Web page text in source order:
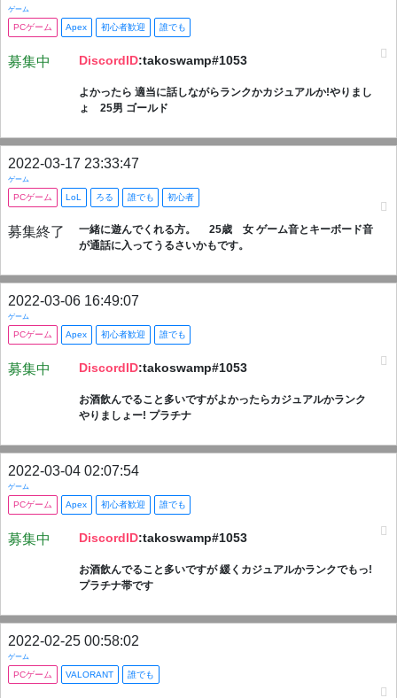
ゲーム
PCゲーム Apex 初心者歓迎 誰でも
募集中 DiscordID:takoswamp#1053
よかったら 適当に話しながらランクかカジュアルか!やりまし
ょ 25男 ゴールド
2022-03-17 23:33:47
ゲーム
PCゲーム LoL ろる 誰でも 初心者
募集終了
一緒に遊んでくれる方。 25歳 女 ゲーム音とキーボード音
が通話に入ってうるさいかもです。
2022-03-06 16:49:07
ゲーム
PCゲーム Apex 初心者歓迎 誰でも
募集中 DiscordID:takoswamp#1053
お酒飲んでること多いですがよかったらカジュアルかランク
やりましょー! プラチナ
2022-03-04 02:07:54
ゲーム
PCゲーム Apex 初心者歓迎 誰でも
募集中 DiscordID:takoswamp#1053
お酒飲んでること多いですが 緩くカジュアルかランクでもっ!
プラチナ帯です
2022-02-25 00:58:02
ゲーム
PCゲーム VALORANT 誰でも